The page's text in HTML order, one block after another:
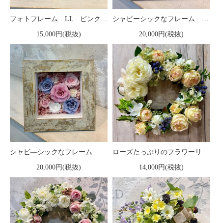
フォトフレーム LL ピンクのバラのプリザーブドフラワー写真立て
15,000円(税抜)
シャビーシックなフレーム プリザーブドアレンジ グリーン
20,000円(税抜)
シャビ―シックなフレーム プリザーブドアレンジ ピンク
20,000円(税抜)
ローズたっぷりのフラワーリース
14,000円(税抜)